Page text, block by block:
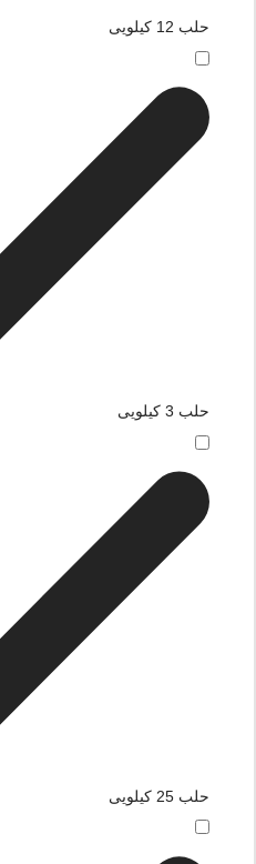
حلب 12 کیلویی
حلب 3 کیلویی
حلب 25 کیلویی